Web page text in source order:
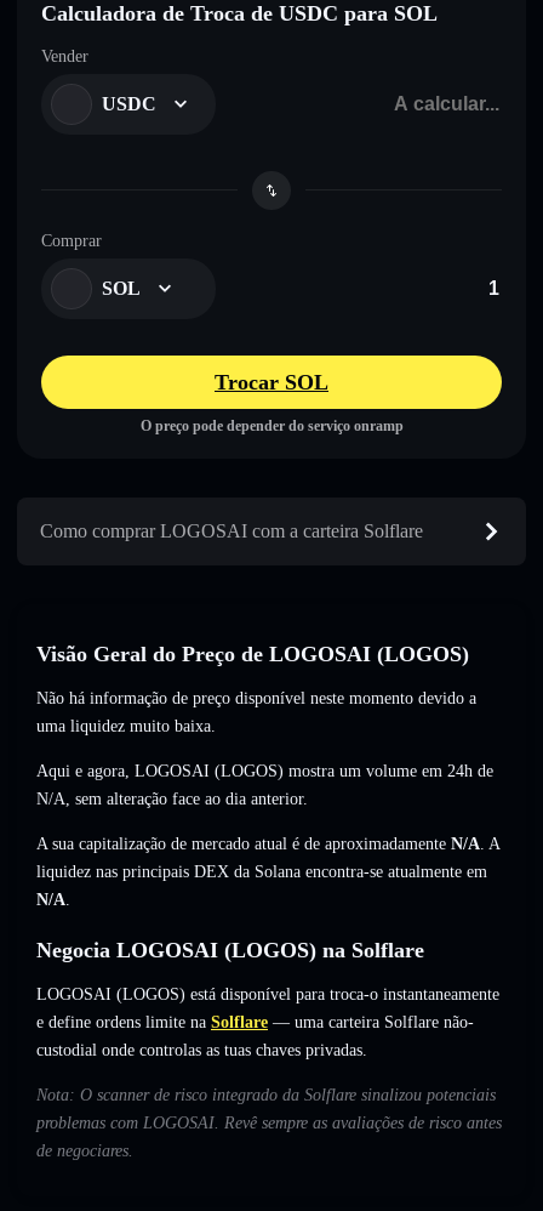
Calculadora de Troca de USDC para SOL
Vender
USDC
Comprar
SOL
Trocar SOL
O preço pode depender do serviço onramp
Como comprar LOGOSAI com a carteira Solflare
Visão Geral do Preço de LOGOSAI (LOGOS)
Não há informação de preço disponível neste momento devido a
uma liquidez muito baixa.
Aqui e agora, LOGOSAI (LOGOS) mostra um volume em 24h de
N/A, sem alteração face ao dia anterior.
A sua capitalização de mercado atual é de aproximadamente N/A. A
liquidez nas principais DEX da Solana encontra-se atualmente em
N/A.
Negocia LOGOSAI (LOGOS) na Solflare
LOGOSAI (LOGOS) está disponível para troca-o instantaneamente
e define ordens limite na Solflare — uma carteira Solflare não-
custodial onde controlas as tuas chaves privadas.
Nota: O scanner de risco integrado da Solflare sinalizou potenciais
problemas com LOGOSAI. Revê sempre as avaliações de risco antes
de negociares.